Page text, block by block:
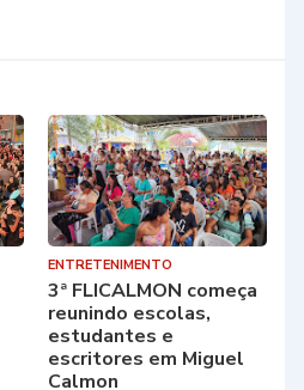
ENTRETENIMENTO
3ª FLICALMON começa
reunindo escolas,
estudantes e
escritores em Miguel
Calmon